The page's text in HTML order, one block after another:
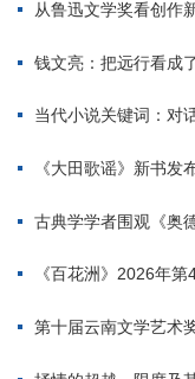
从鲁迅文学奖看创作
钱文亮：把远行看成
当代小说关键词：对
《大田歌谣》新书发
古典学学者围观《奥德
《百花洲》2026年
第十届云南文学艺术